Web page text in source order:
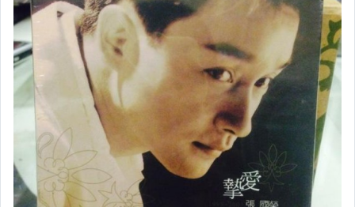
女包精品與女鞋
家電與影音視聽
美食與地方特產